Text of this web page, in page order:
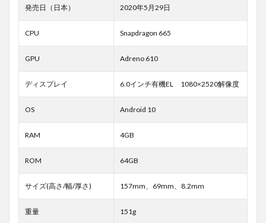
発売日（日本） 2020年5月29日
CPU Snapdragon 665
GPU Adreno 610
ディスプレイ 6.0インチ有機EL 1080×2520解像度
OS Android 10
RAM 4GB
ROM 64GB
サイズ(高さ/幅/厚さ) 157mm、69mm、8.2mm
重量 151g